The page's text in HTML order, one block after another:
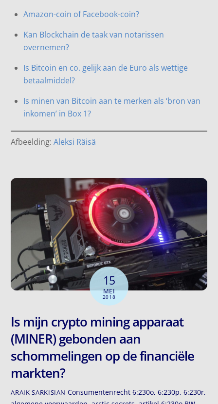
Amazon-coin of Facebook-coin?
Kan Blockchain de taak van notarissen
overnemen?
Is Bitcoin en co. gelijk aan de Euro als wettige
betaalmiddel?
Is minen van Bitcoin aan te merken als ‘bron van
inkomen’ in Box 1?
Afbeelding:Aleksi Räisä
15
MEI
2018
Is mijn crypto mining apparaat
(MINER) gebonden aan
schommelingen op de financiële
markten?
ARAIK SARKISIAN Consumentenrecht 6:230o,6:230p,6:230r,